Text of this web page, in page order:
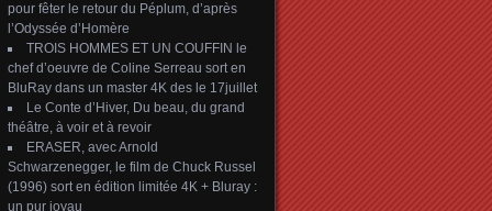
pour fêter le retour du Péplum, d’après
l’Odyssée d’Homère
TROIS HOMMES ET UN COUFFIN le
chef d’oeuvre de Coline Serreau sort en
BluRay dans un master 4K des le 17juillet
Le Conte d’Hiver, Du beau, du grand
théâtre, à voir et à revoir
ERASER, avec Arnold
Schwarzenegger, le film de Chuck Russel
(1996) sort en édition limitée 4K + Bluray :
un pur joyau